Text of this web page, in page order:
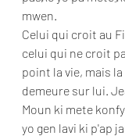
mwen.
Celui qui croit au
celui qui ne croit
point la vie, mais
demeure sur lui.
Moun ki mete
yo gen lavi ki p'ap